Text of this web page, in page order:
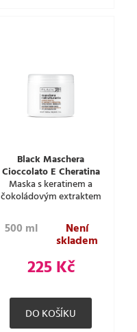
Black Maschera
Cioccolato E Cheratina
Maska s keratinem a
čokoládovým extraktem
500 ml Není
skladem
225 Kč